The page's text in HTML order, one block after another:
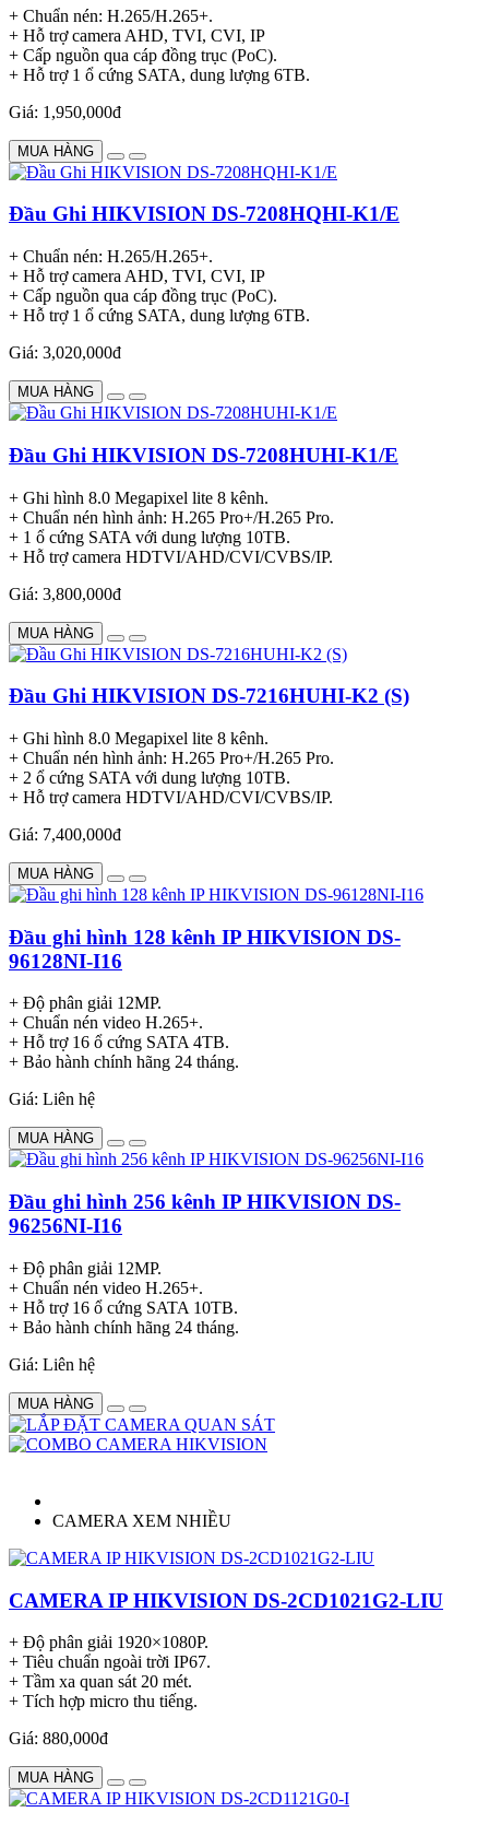
+ Chuẩn nén: H.265/H.265+.
+ Hỗ trợ camera AHD, TVI, CVI, IP
+ Cấp nguồn qua cáp đồng trục (PoC).
+ Hỗ trợ 1 ổ cứng SATA, dung lượng 6TB.
Giá: 1,950,000đ
MUA HÀNG
Đầu Ghi HIKVISION DS-7208HQHI-K1/E
+ Chuẩn nén: H.265/H.265+.
+ Hỗ trợ camera AHD, TVI, CVI, IP
+ Cấp nguồn qua cáp đồng trục (PoC).
+ Hỗ trợ 1 ổ cứng SATA, dung lượng 6TB.
Giá: 3,020,000đ
MUA HÀNG
Đầu Ghi HIKVISION DS-7208HUHI-K1/E
+ Ghi hình 8.0 Megapixel lite 8 kênh.
+ Chuẩn nén hình ảnh: H.265 Pro+/H.265 Pro.
+ 1 ổ cứng SATA với dung lượng 10TB.
+ Hỗ trợ camera HDTVI/AHD/CVI/CVBS/IP.
Giá: 3,800,000đ
MUA HÀNG
Đầu Ghi HIKVISION DS-7216HUHI-K2 (S)
+ Ghi hình 8.0 Megapixel lite 8 kênh.
+ Chuẩn nén hình ảnh: H.265 Pro+/H.265 Pro.
+ 2 ổ cứng SATA với dung lượng 10TB.
+ Hỗ trợ camera HDTVI/AHD/CVI/CVBS/IP.
Giá: 7,400,000đ
MUA HÀNG
Đầu ghi hình 128 kênh IP HIKVISION DS-
96128NI-I16
+ Độ phân giải 12MP.
+ Chuẩn nén video H.265+.
+ Hỗ trợ 16 ổ cứng SATA 4TB.
+ Bảo hành chính hãng 24 tháng.
Giá: Liên hệ
MUA HÀNG
Đầu ghi hình 256 kênh IP HIKVISION DS-
96256NI-I16
+ Độ phân giải 12MP.
+ Chuẩn nén video H.265+.
+ Hỗ trợ 16 ổ cứng SATA 10TB.
+ Bảo hành chính hãng 24 tháng.
Giá: Liên hệ
MUA HÀNG
CAMERA XEM NHIỀU
CAMERA IP HIKVISION DS-2CD1021G2-LIU
+ Độ phân giải 1920×1080P.
+ Tiêu chuẩn ngoài trời IP67.
+ Tầm xa quan sát 20 mét.
+ Tích hợp micro thu tiếng.
Giá: 880,000đ
MUA HÀNG